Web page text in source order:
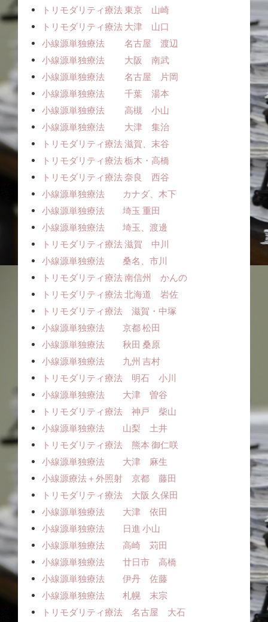
トリモダリティ療法 東京 山崎
トリモダリティ療法 大津 山口
小線源単独療法 名古屋 渡辺
小線源単独療法 大阪 南武
小線源単独療法 名古屋 片岡
小線源単独療法 千葉 湯本
小線源単独療法 高槻 小山
小線源単独療法 大津 集治
トリモダリティ療法 滋賀、末谷
トリモダリティ療法 栃木・高橋
トリモダリティ療法 奈良 西谷
小線源単独療法 カナダ、木下
小線源単独療法 埼玉 重田
小線源単独療法 埼玉、渡邊
トリモダリティ療法 滋賀 中川
小線源単独療法 桑名、市川
トリモダリティ療法 南信州 かんの
トリモダリティ療法 北海道 岩佐
トリモダリティ療法 滋賀・中塚
小線源単独療法 京都 松田
小線源単独療法 秋田 桑原
小線源単独療法 九州 吉村
トリモダリティ療法 明石 小川
小線源単独療法 大津 曽谷
トリモダリティ療法 神戸 柴山
小線源単独療法 山梨 土井
トリモダリティ療法 熊本 御仁咲
小線源単独療法 大津 麻生
小線源療法＋外照射 京都 藤田
トリモダリティ療法 大阪 久保田
小線源単独療法 大津 依田
小線源単独療法 日進 小山
小線源単独療法 高崎 苅田
小線源単独療法 廿日市 高橋
小線源単独療法 伊丹 佐藤
小線源単独療法 札幌 末宗
トリモダリティ療法 名古屋 大石